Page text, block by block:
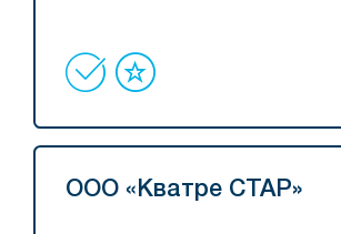
ООО «Кватре СТАР»